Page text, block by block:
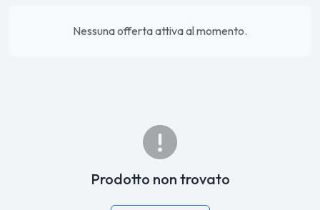
Nessuna offerta attiva al momento.
Prodotto non trovato